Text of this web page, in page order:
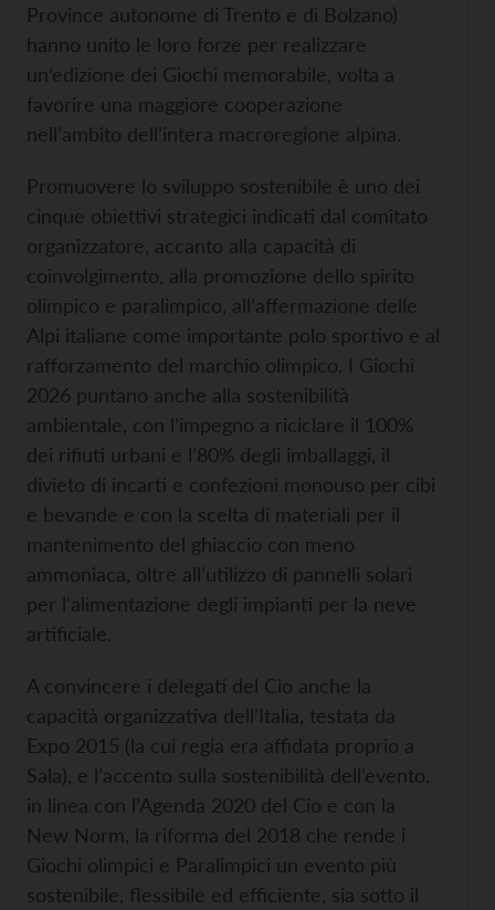
Province autonome di Trento e di Bolzano)
hanno unito le loro forze per realizzare
un’edizione dei Giochi memorabile, volta a
favorire una maggiore cooperazione
nell’ambito dell’intera macroregione alpina.
Promuovere lo sviluppo sostenibile è uno dei
cinque obiettivi strategici indicati dal comitato
organizzatore, accanto alla capacità di
coinvolgimento, alla promozione dello spirito
olimpico e paralimpico, all’affermazione delle
Alpi italiane come importante polo sportivo e al
rafforzamento del marchio olimpico. I Giochi
2026 puntano anche alla sostenibilità
ambientale, con l’impegno a riciclare il 100%
dei rifiuti urbani e l’80% degli imballaggi, il
divieto di incarti e confezioni monouso per cibi
e bevande e con la scelta di materiali per il
mantenimento del ghiaccio con meno
ammoniaca, oltre all’utilizzo di pannelli solari
per l’alimentazione degli impianti per la neve
artificiale.
A convincere i delegati del Cio anche la
capacità organizzativa dell’Italia, testata da
Expo 2015 (la cui regia era affidata proprio a
Sala), e l’accento sulla sostenibilità dell’evento,
in linea con l’Agenda 2020 del Cio e con la
New Norm, la riforma del 2018 che rende i
Giochi olimpici e Paralimpici un evento più
sostenibile, flessibile ed efficiente, sia sotto il